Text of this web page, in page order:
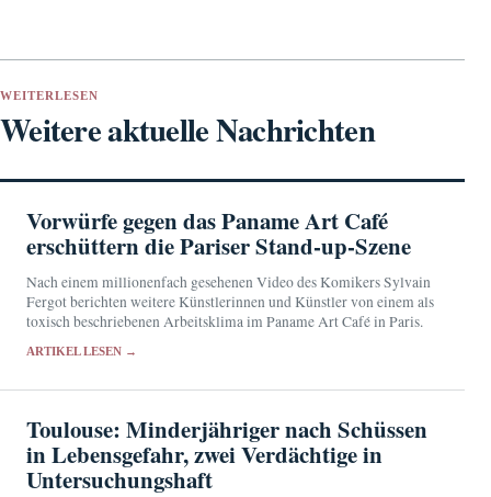
WEITERLESEN
Weitere aktuelle Nachrichten
Vorwürfe gegen das Paname Art Café
erschüttern die Pariser Stand-up-Szene
Nach einem millionenfach gesehenen Video des Komikers Sylvain
Fergot berichten weitere Künstlerinnen und Künstler von einem als
toxisch beschriebenen Arbeitsklima im Paname Art Café in Paris.
ARTIKEL LESEN →
Toulouse: Minderjähriger nach Schüssen
in Lebensgefahr, zwei Verdächtige in
Untersuchungshaft